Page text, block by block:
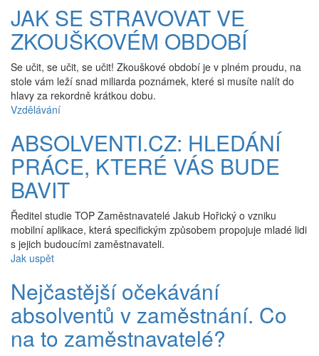
JAK SE STRAVOVAT VE
ZKOUŠKOVÉM OBDOBÍ
Se učit, se učit, se učit! Zkouškové období je v plném proudu, na
stole vám leží snad miliarda poznámek, které si musíte nalít do
hlavy za rekordně krátkou dobu.
Vzdělávání
ABSOLVENTI.CZ: HLEDÁNÍ
PRÁCE, KTERÉ VÁS BUDE
BAVIT
Ředitel studie TOP Zaměstnavatelé Jakub Hořický o vzniku
mobilní aplikace, která specifickým způsobem propojuje mladé lidi
s jejich budoucími zaměstnavateli.
Jak uspět
Nejčastější očekávání
absolventů v zaměstnání. Co
na to zaměstnavatelé?